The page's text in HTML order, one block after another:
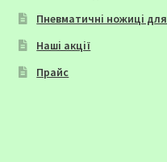
Пневматичні ножиці для
Наші акції
Прайс